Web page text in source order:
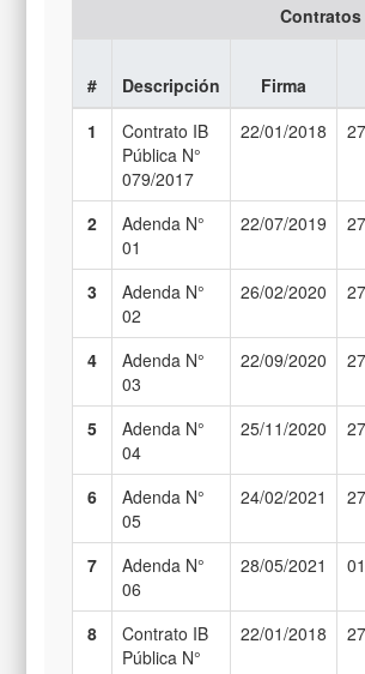
# Descripción Firma
1
Contrato IB
Pública N°
079/2017
22/01/2018
2
Adenda N°
01
22/07/2019
3
Adenda N°
02
26/02/2020
4
Adenda N°
03
22/09/2020
5
Adenda N°
04
25/11/2020
6
Adenda N°
05
24/02/2021
7
Adenda N°
06
28/05/2021
8
Contrato IB
Pública N°
22/01/2018